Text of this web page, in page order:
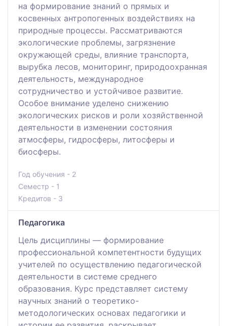
на формирование знаний о прямых и
косвенных антропогенных воздействиях на
природные процессы. Рассматриваются
экологические проблемы, загрязнение
окружающей среды, влияние транспорта,
вырубка лесов, мониторинг, природоохранная
деятельность, международное
сотрудничество и устойчивое развитие.
Особое внимание уделено снижению
экологических рисков и роли хозяйственной
деятельности в изменении состояния
атмосферы, гидросферы, литосферы и
биосферы.
Год обучения - 2
Семестр - 1
Кредитов - 3
Педагогика
Цель дисциплины — формирование
профессиональной компетентности будущих
учителей по осуществлению педагогической
деятельности в системе среднего
образования. Курс представляет систему
научных знаний о теоретико-
методологических основах педагогики и